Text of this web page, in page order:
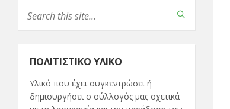
ΠΟΛΙΤΙΣΤΙΚΌ ΥΛΙΚΌ
Υλικό που έχει συγκεντρώσει ή
δημιουργήσει ο σύλλογός μας σχετικά